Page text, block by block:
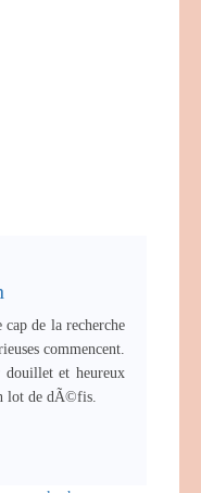
de la recherche
commencent.
et heureux
lot de dÃ©fis.